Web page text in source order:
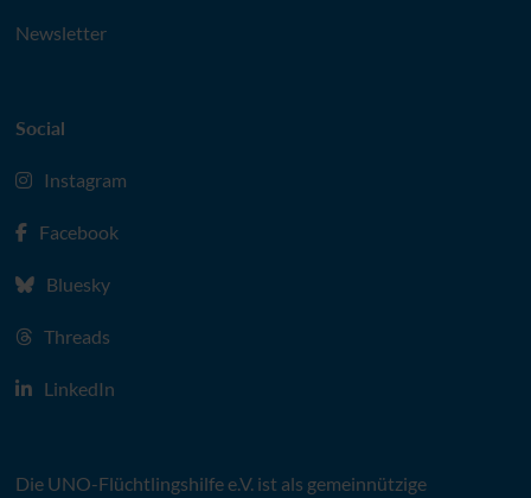
Newsletter
Social
Instagram
Facebook
Bluesky
Threads
LinkedIn
Die UNO-Flüchtlingshilfe e.V.ist als gemeinnützige